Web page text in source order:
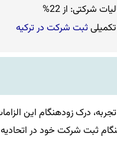
شرکتی: از 22%
ثبت شرکت در ترکیه
درک زودهنگام این
ثبت شرکت خود در اتحادیه